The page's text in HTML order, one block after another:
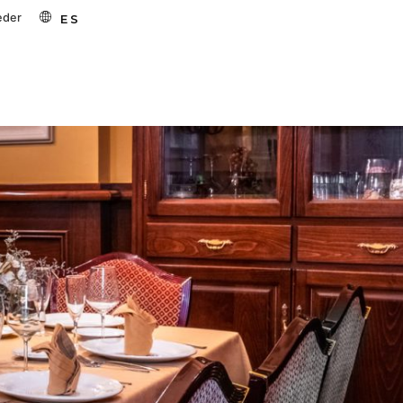
ES